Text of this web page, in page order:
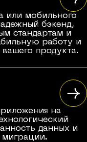
или мобильного
бэкенд,
стандартам и
работу и
продукта.
на
данных и